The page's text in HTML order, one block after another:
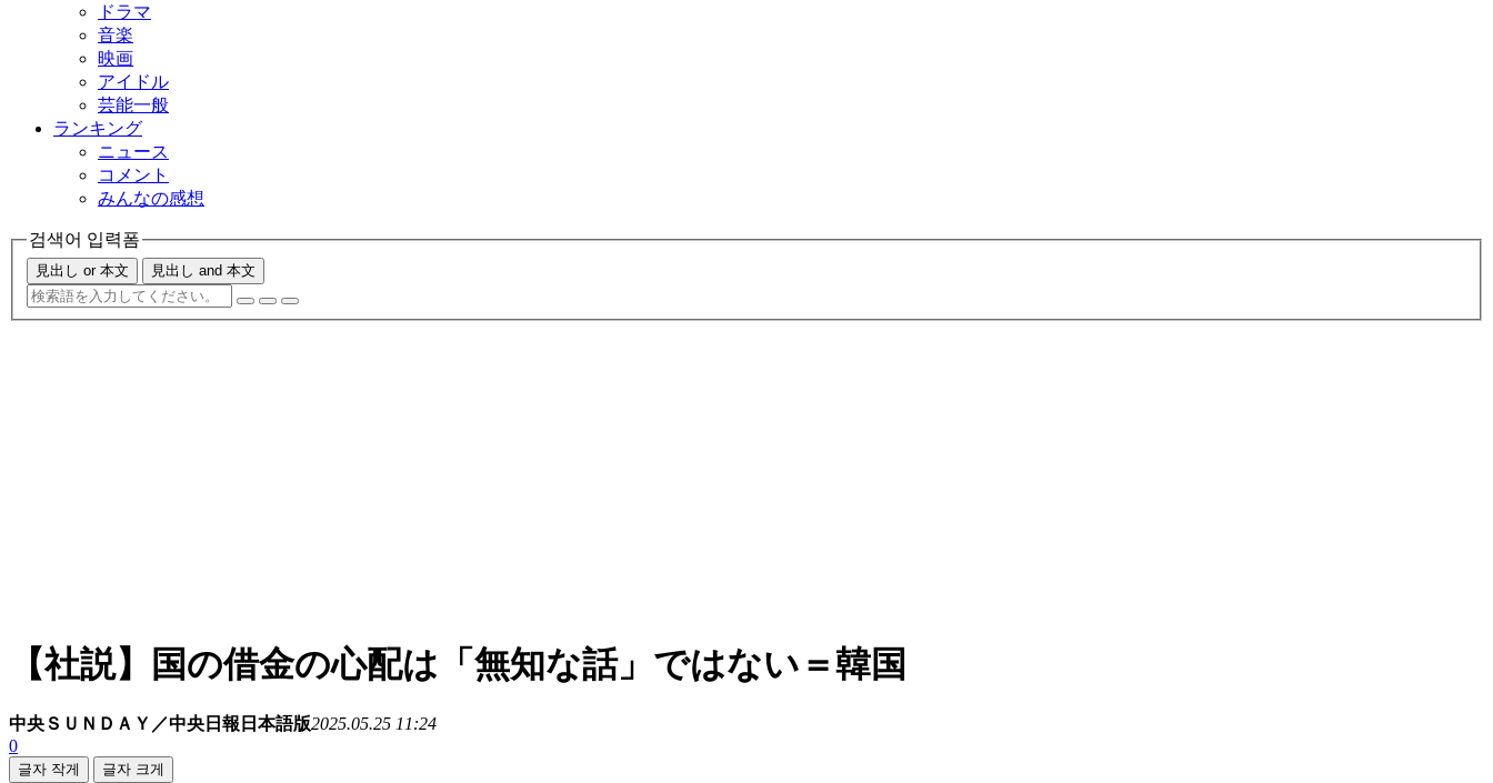
ドラマ
音楽
映画
アイドル
芸能一般
ランキング
ニュース
コメント
みんなの感想
검색어 입력폼
見出し or 本文 見出し and 本文
【社説】国の借金の心配は「無知な話」ではない＝韓国
中央ＳＵＮＤＡＹ／中央日報日本語版2025.05.25 11:24
0
글자 작게 글자 크게